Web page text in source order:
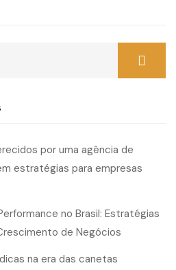
por uma agência de
estratégias para empresas
no Brasil: Estratégias
de Negócios
na era das canetas